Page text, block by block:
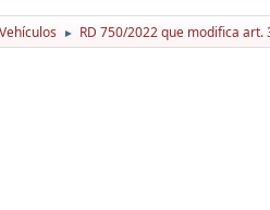
Vehículos ► RD 750/2022 que modifica art.